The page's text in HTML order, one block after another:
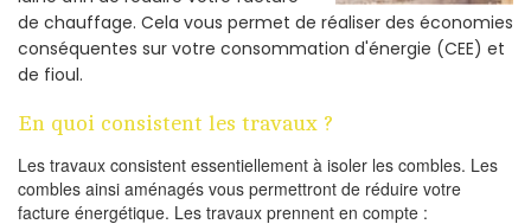
de chauffage. Cela vous permet de réaliser des économies
conséquentes sur votre consommation d'énergie (CEE) et
de fioul.
En quoi consistent les travaux ?
Les travaux consistent essentiellement à isoler les combles. Les
combles ainsi aménagés vous permettront de réduire votre
facture énergétique. Les travaux prennent en compte :